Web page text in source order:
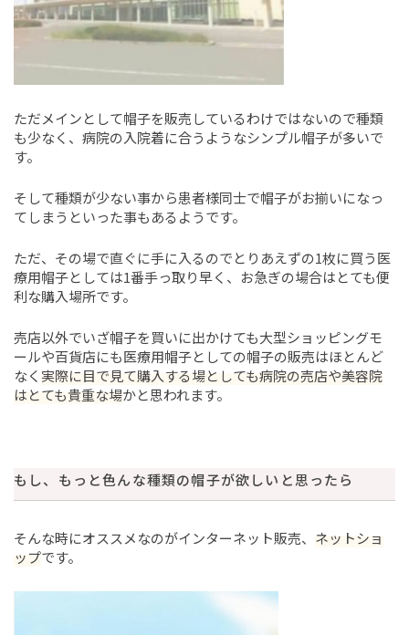
ただメインとして帽子を販売しているわけではないので種類
も少なく、病院の入院着に合うようなシンプル帽子が多いで
す。
そして種類が少ない事から患者様同士で帽子がお揃いになっ
てしまうといった事もあるようです。
ただ、その場で直ぐに手に入るのでとりあえずの1枚に買う医
療用帽子としては1番手っ取り早く、お急ぎの場合はとても便
利な購入場所です。
売店以外でいざ帽子を買いに出かけても大型ショッピングモ
ールや百貨店にも医療用帽子としての帽子の販売はほとんど
なく実際に目で見て購入する場としても病院の売店や美容院
はとても貴重な場かと思われます。
もし、もっと色んな種類の帽子が欲しいと思ったら
そんな時にオススメなのがインターネット販売、 ネットショ
ップです。